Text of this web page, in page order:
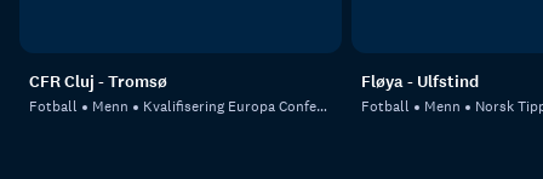
CFR Cluj - Tromsø
Fotball Menn Kvalifisering Europa Conference League
Fløya - Ulfstind
Fotball Menn Norsk